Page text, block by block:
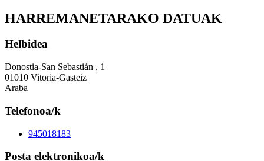
HARREMANETARAKO DATUAK
Helbidea
Donostia-San Sebastián , 1
01010 Vitoria-Gasteiz
Araba
Telefonoa/k
945018183
Posta elektronikoa/k